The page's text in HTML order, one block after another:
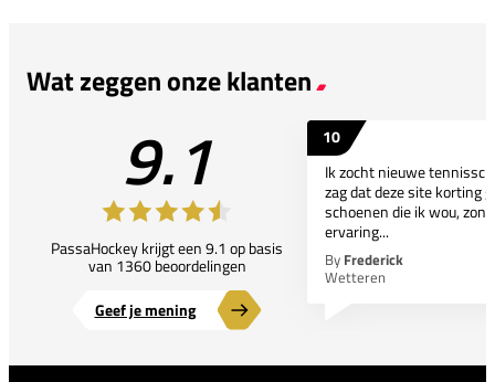
Wat zeggen onze klanten
9.1
PassaHockey krijgt een 9.1 op basis
van 1360 beoordelingen
Geef je mening
10
Ik zocht nieuwe
zag dat deze site korting
schoenen die ik wou,
ervaring...
By Frederick
Wetteren